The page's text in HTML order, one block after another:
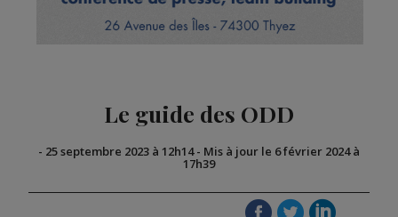
Le guide des ODD
- 25 septembre 2023 à 12h14- Mis à jour le 6 février 2024 à
17h39